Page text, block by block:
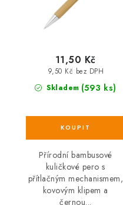
Skladem (593 ks)
9,50 Kč bez DPH
11,50 Kč
Přírodní bambusové
kuličkové pero s
přítlačným mechanismem,
kovovým klipem a
černou...